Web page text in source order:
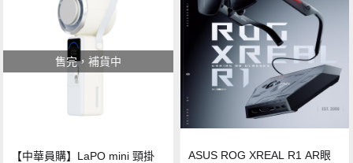
售完，補貨中
【中華員購】LaPO mini 頸掛
ASUS ROG XREAL R1 AR眼